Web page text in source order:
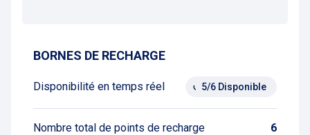
BORNES DE RECHARGE
Disponibilité en temps réel 5/6 Disponible
Nombre total de points de recharge 6